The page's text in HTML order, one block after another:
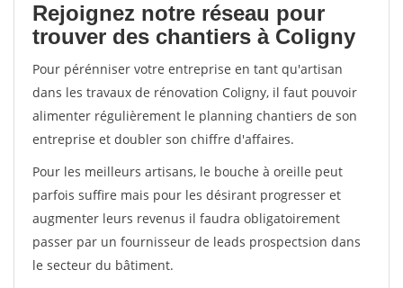
Rejoignez notre réseau pour
trouver des chantiers à Coligny
Pour pérénniser votre entreprise en tant qu'artisan
dans les travaux de rénovation Coligny, il faut pouvoir
alimenter régulièrement le planning chantiers de son
entreprise et doubler son chiffre d'affaires.
Pour les meilleurs artisans, le bouche à oreille peut
parfois suffire mais pour les désirant progresser et
augmenter leurs revenus il faudra obligatoirement
passer par un fournisseur de leads prospectsion dans
le secteur du bâtiment.